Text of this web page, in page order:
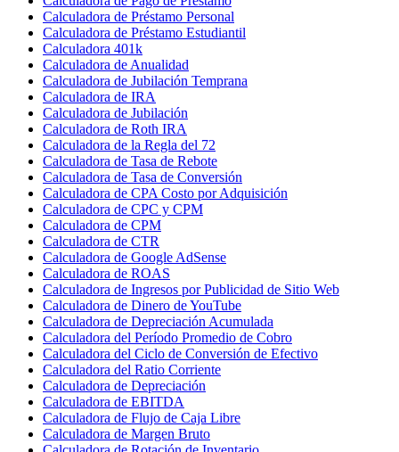
Calculadora de Préstamo Personal
Calculadora de Préstamo Estudiantil
Calculadora 401k
Calculadora de Anualidad
Calculadora de Jubilación Temprana
Calculadora de IRA
Calculadora de Jubilación
Calculadora de Roth IRA
Calculadora de la Regla del 72
Calculadora de Tasa de Rebote
Calculadora de Tasa de Conversión
Calculadora de CPA Costo por Adquisición
Calculadora de CPC y CPM
Calculadora de CPM
Calculadora de CTR
Calculadora de Google AdSense
Calculadora de ROAS
Calculadora de Ingresos por Publicidad de Sitio Web
Calculadora de Dinero de YouTube
Calculadora de Depreciación Acumulada
Calculadora del Período Promedio de Cobro
Calculadora del Ciclo de Conversión de Efectivo
Calculadora del Ratio Corriente
Calculadora de Depreciación
Calculadora de EBITDA
Calculadora de Flujo de Caja Libre
Calculadora de Margen Bruto